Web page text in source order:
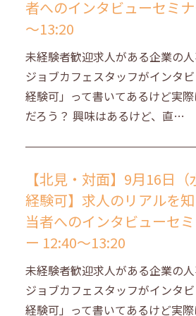
者へのインタビューセミ
～13:20
未経験者歓迎求人がある企業の
ジョブカフェスタッフがインタ
経験可」って書いてあるけど実
だろう？ 興味はあるけど、直…
【北見・対面】9月16日
経験可】求人のリアルを
当者へのインタビューセ
ー 12:40～13:20
未経験者歓迎求人がある企業の
ジョブカフェスタッフがインタ
経験可」って書いてあるけど実